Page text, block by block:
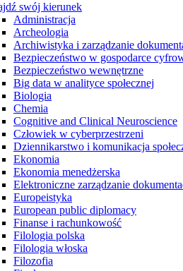
swój kierunek
Administracja
Archeologia
Archiwistyka i zarządzanie
Bezpieczeństwo w gospodarce
Bezpieczeństwo wewnętrzne
Big data w analityce społecznej
Biologia
Chemia
Cognitive and Clinical Neuroscience
Człowiek w cyberprzestrzeni
Dziennikarstwo i komunikacja
Ekonomia
Ekonomia menedżerska
Elektroniczne zarządzanie
Europeistyka
European public diplomacy
Finanse i rachunkowość
Filologia polska
Filologia włoska
Filozofia